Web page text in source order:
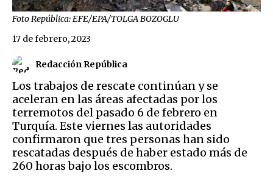
Foto República: EFE/EPA/TOLGA BOZOGLU
Redacción República
17 de febrero, 2023
Los trabajos de rescate continúan y se
aceleran en las áreas afectadas por los
terremotos del pasado 6 de febrero en
Turquía. Este viernes las autoridades
confirmaron que tres personas han sido
rescatadas después de haber estado más de
260 horas bajo los escombros.